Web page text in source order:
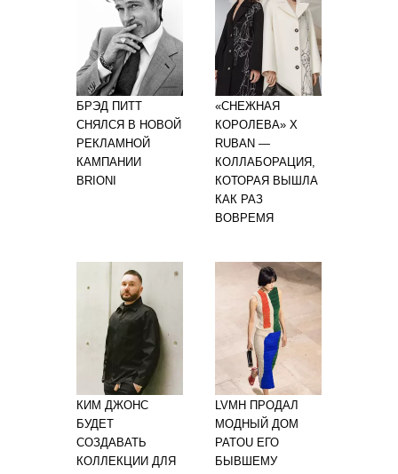
БРЭД ПИТТ
СНЯЛСЯ В НОВОЙ
РЕКЛАМНОЙ
КАМПАНИИ
BRIONI
«СНЕЖНАЯ
КОРОЛЕВА» X
RUBAN —
КОЛЛАБОРАЦИЯ,
КОТОРАЯ ВЫШЛА
КАК РАЗ
ВОВРЕМЯ
КИМ ДЖОНС
БУДЕТ
СОЗДАВАТЬ
КОЛЛЕКЦИИ ДЛЯ
LVMH ПРОДАЛ
МОДНЫЙ ДОМ
PATOU ЕГО
БЫВШЕМУ